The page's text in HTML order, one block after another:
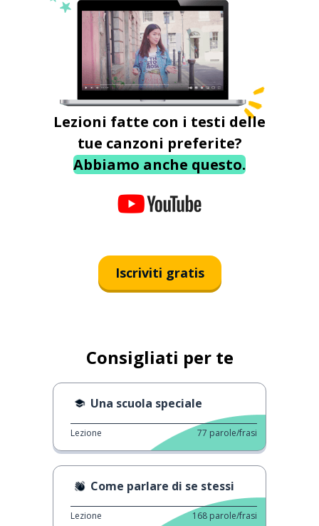
Lezioni fatte con i testi delle
tue canzoni preferite?
Abbiamo anche questo.
Iscriviti gratis
Consigliati per te
Una scuola speciale
Lezione 77 parole/frasi
Come parlare di se stessi
Lezione 168 parole/frasi